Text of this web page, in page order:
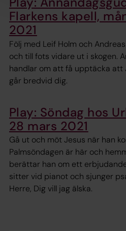
Flarkens kapell,
2021
Följ med Leif Holm och
och till fots vidare ut i skogen.
handlar om att få upptäcka att
går bredvid dig.
Play: Söndag hos
28 mars 2021
Gå ut och möt Jesus när han
Palmsöndagen är här och
berättar han om ett
sitter vid pianot och sjunger
Herre, Dig vill jag älska.